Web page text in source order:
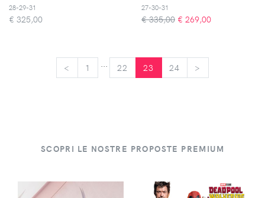
28-29-31
€ 325,00
27-30-31
€ 335,00 € 269,00
< 1 22 23 24 >
SCOPRI LE NOSTRE PROPOSTE PREMIUM